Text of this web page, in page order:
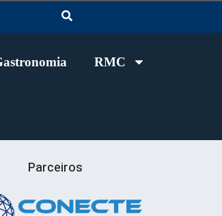
RMC
Parceiros